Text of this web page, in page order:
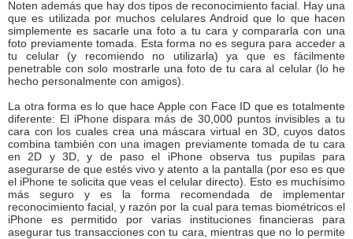
Noten además que hay dos tipos de reconocimiento facial. Hay una
que es utilizada por muchos celulares Android que lo que hacen
simplemente es sacarle una foto a tu cara y compararla con una
foto previamente tomada. Esta forma no es segura para acceder a
tu celular (y recomiendo no utilizarla) ya que es fácilmente
penetrable con solo mostrarle una foto de tu cara al celular (lo he
hecho personalmente con amigos).
La otra forma es lo que hace Apple con Face ID que es totalmente
diferente: El iPhone dispara más de 30,000 puntos invisibles a tu
cara con los cuales crea una máscara virtual en 3D, cuyos datos
combina también con una imagen previamente tomada de tu cara
en 2D y 3D, y de paso el iPhone observa tus pupilas para
asegurarse de que estés vivo y atento a la pantalla (por eso es que
el iPhone te solicita que veas el celular directo). Esto es muchísimo
más seguro y es la forma recomendada de implementar
reconocimiento facial, y razón por la cual para temas biométricos el
iPhone es permitido por varias instituciones financieras para
asegurar tus transacciones con tu cara, mientras que no lo permite